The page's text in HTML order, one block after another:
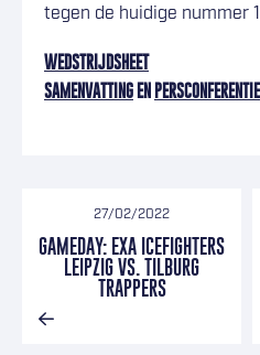
tegen de huidige nummer
WEDSTRIJDSHEET
SAMENVATTING EN PERSCONFERENTIE
27/02/2022
GAMEDAY: EXA ICEFIGHTERS
LEIPZIG VS. TILBURG
TRAPPERS